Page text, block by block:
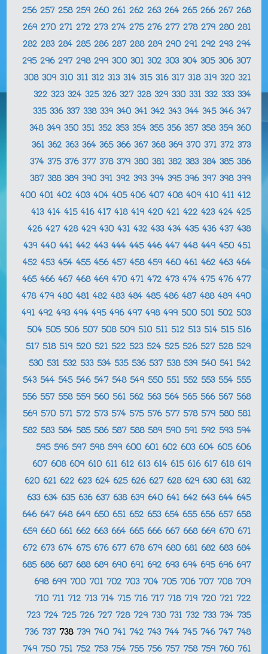
256 257 258 259 260 261 262 263 264 265 266 267 268
269 270 271 272 273 274 275 276 277 278 279 280 281
282 283 284 285 286 287 288 289 290 291 292 293 294
295 296 297 298 299 300 301 302 303 304 305 306 307
308 309 310 311 312 313 314 315 316 317 318 319 320 321
322 323 324 325 326 327 328 329 330 331 332 333 334
335 336 337 338 339 340 341 342 343 344 345 346 347
348 349 350 351 352 353 354 355 356 357 358 359 360
361 362 363 364 365 366 367 368 369 370 371 372 373
374 375 376 377 378 379 380 381 382 383 384 385 386
387 388 389 390 391 392 393 394 395 396 397 398 399
400 401 402 403 404 405 406 407 408 409 410 411 412
413 414 415 416 417 418 419 420 421 422 423 424 425
426 427 428 429 430 431 432 433 434 435 436 437 438
439 440 441 442 443 444 445 446 447 448 449 450 451
452 453 454 455 456 457 458 459 460 461 462 463 464
465 466 467 468 469 470 471 472 473 474 475 476 477
478 479 480 481 482 483 484 485 486 487 488 489 490
491 492 493 494 495 496 497 498 499 500 501 502 503
504 505 506 507 508 509 510 511 512 513 514 515 516
517 518 519 520 521 522 523 524 525 526 527 528 529
530 531 532 533 534 535 536 537 538 539 540 541 542
543 544 545 546 547 548 549 550 551 552 553 554 555
556 557 558 559 560 561 562 563 564 565 566 567 568
569 570 571 572 573 574 575 576 577 578 579 580 581
582 583 584 585 586 587 588 589 590 591 592 593 594
595 596 597 598 599 600 601 602 603 604 605 606
607 608 609 610 611 612 613 614 615 616 617 618 619
620 621 622 623 624 625 626 627 628 629 630 631 632
633 634 635 636 637 638 639 640 641 642 643 644 645
646 647 648 649 650 651 652 653 654 655 656 657 658
659 660 661 662 663 664 665 666 667 668 669 670 671
672 673 674 675 676 677 678 679 680 681 682 683 684
685 686 687 688 689 690 691 692 693 694 695 696 697
698 699 700 701 702 703 704 705 706 707 708 709
710 711 712 713 714 715 716 717 718 719 720 721 722
723 724 725 726 727 728 729 730 731 732 733 734 735
736 737 738 739 740 741 742 743 744 745 746 747 748
749 750 751 752 753 754 755 756 757 758 759 760 761